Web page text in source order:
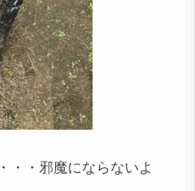
・・邪魔にならないよ